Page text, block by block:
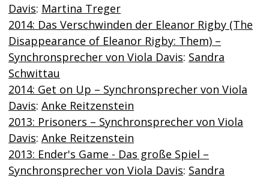
Davis: Martina Treger
2014: Das Verschwinden der Eleanor Rigby (The
Disappearance of Eleanor Rigby: Them) –
Synchronsprecher von Viola Davis: Sandra
Schwittau
2014: Get on Up – Synchronsprecher von Viola
Davis:Anke Reitzenstein
2013: Prisoners – Synchronsprecher von Viola
Davis:Anke Reitzenstein
2013: Ender's Game - Das große Spiel –
Synchronsprecher von Viola Davis: Sandra